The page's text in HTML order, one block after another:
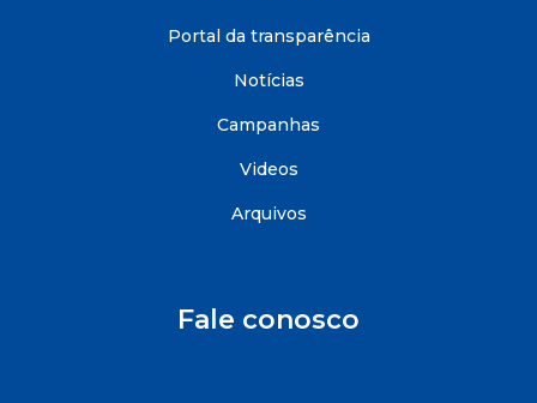
Portal da transparência
Notícias
Campanhas
Videos
Arquivos
Fale conosco